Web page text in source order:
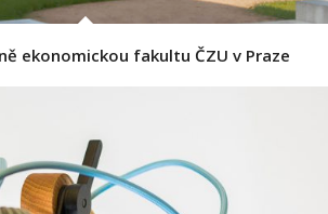
ekonomickou fakultu ČZU v Praze